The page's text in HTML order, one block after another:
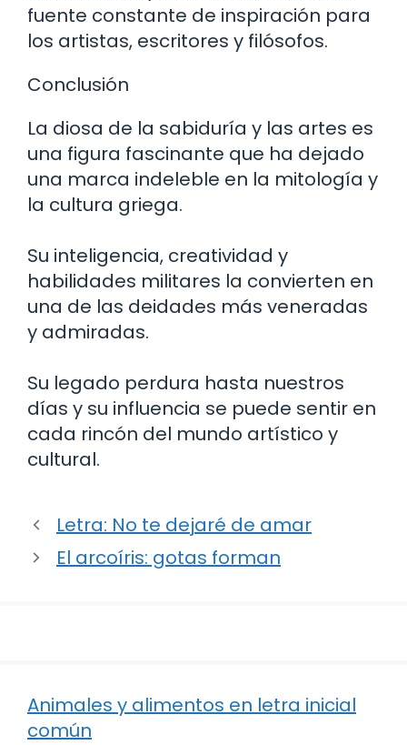
fuente constante de inspiración para
los artistas, escritores y filósofos.
Conclusión
La diosa de la sabiduría y las artes es
una figura fascinante que ha dejado
una marca indeleble en la mitología y
la cultura griega.
Su inteligencia, creatividad y
habilidades militares la convierten en
una de las deidades más veneradas
y admiradas.
Su legado perdura hasta nuestros
días y su influencia se puede sentir en
cada rincón del mundo artístico y
cultural.
Letra: No te dejaré de amar
El arcoíris: gotas forman
Animales y alimentos en letra inicial
común